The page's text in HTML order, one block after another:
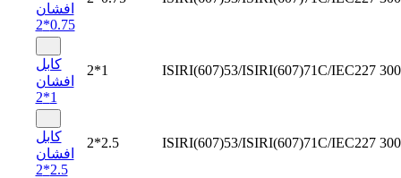
افشان
0.75*2
کابل
افشان
1*2
2*1 ISIRI(607)53/ISIRI(607)71C/IEC227
کابل
افشان
2.5*2
2*2.5 ISIRI(607)53/ISIRI(607)71C/IEC227